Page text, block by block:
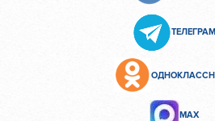
ТЕЛЕГРАМ
МАХ